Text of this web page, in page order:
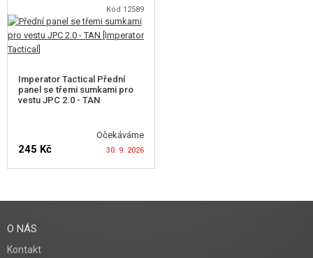
Kód 12589
Imperator Tactical Přední
panel se třemi sumkami pro
vestu JPC 2.0 - TAN
Očekáváme
245 Kč 30. 9. 2026
HLÍDAT DOSTUPNOST
O NÁS
Kontakt